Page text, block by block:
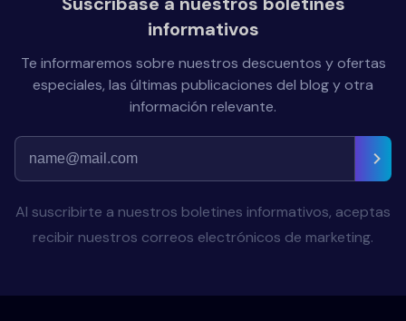
informativos
Te informaremos sobre nuestros descuentos y ofertas
especiales, las últimas publicaciones del blog y otra
información relevante.
Al suscribirte a nuestros boletines informativos, aceptas
recibir nuestros correos electrónicos de marketing.